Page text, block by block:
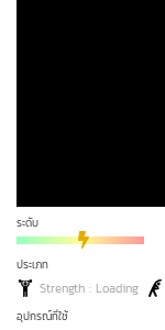
ระดับ
ประเภท
Strength : Loading
อุปกรณ์ที่ใช้